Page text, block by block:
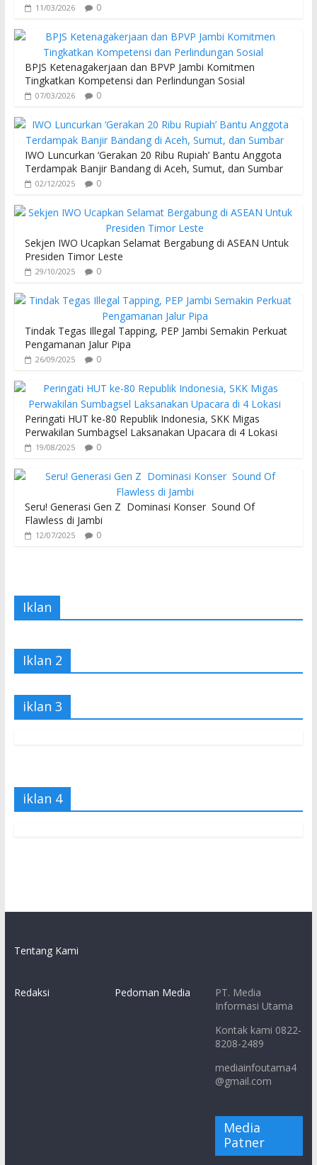
11/03/2026 0
BPJS Ketenagakerjaan dan BPVP Jambi Komitmen
Tingkatkan Kompetensi dan Perlindungan Sosial
07/03/2026 0
IWO Luncurkan ‘Gerakan 20 Ribu Rupiah’ Bantu Anggota
Terdampak Banjir Bandang di Aceh, Sumut, dan Sumbar
02/12/2025 0
Sekjen IWO Ucapkan Selamat Bergabung di ASEAN Untuk
Presiden Timor Leste
29/10/2025 0
Tindak Tegas Illegal Tapping, PEP Jambi Semakin Perkuat
Pengamanan Jalur Pipa
26/09/2025 0
Peringati HUT ke-80 Republik Indonesia, SKK Migas
Perwakilan Sumbagsel Laksanakan Upacara di 4 Lokasi
19/08/2025 0
Seru! Generasi Gen Z Dominasi Konser Sound Of
Flawless di Jambi
12/07/2025 0
Iklan
Iklan 2
iklan 3
iklan 4
Tentang Kami
Redaksi Pedoman Media
PT. Media
Informasi Utama
Kontak kami 0822-
8208-2489
mediainfoutama4
@gmail.com
Media
Patner